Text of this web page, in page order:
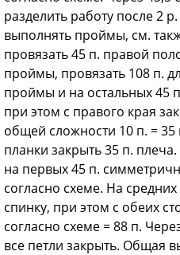
разделить работу после 2
выполнять проймы, см.
провязать 45 п. правой
проймы, провязать 108 п.
проймы и на остальных 45
при этом с правого края
общей сложности 10 п. = 35
планки закрыть 35 п.
на первых 45 п.
согласно схеме. На
спинку, при этом с обеих
согласно схеме = 88 п.
все петли закрыть. Общая